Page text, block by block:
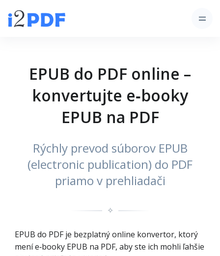
EPUB do PDF online –
konvertujte e‑booky
EPUB na PDF
Rýchly prevod súborov EPUB
(electronic publication) do PDF
priamo v prehliadači
✧
EPUB do PDF je bezplatný online konvertor, ktorý
mení e‑booky EPUB na PDF, aby ste ich mohli ľahšie